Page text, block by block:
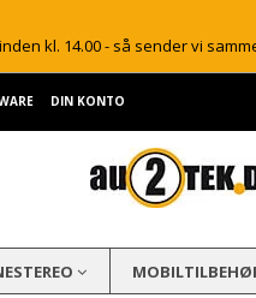
kl. 14.00 - så sender vi
DIN KONTO